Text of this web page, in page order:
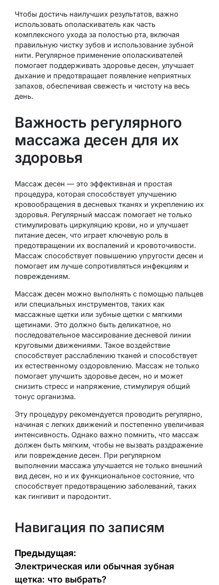
Чтобы достичь наилучших результатов, важно
использовать ополаскиватель как часть
комплексного ухода за полостью рта, включая
правильную чистку зубов и использование зубной
нити. Регулярное применение ополаскивателей
помогает поддерживать здоровье десен, улучшает
дыхание и предотвращает появление неприятных
запахов, обеспечивая свежесть и чистоту на весь
день.
Важность регулярного
массажа десен для их
здоровья
Массаж десен — это эффективная и простая
процедура, которая способствует улучшению
кровообращения в десневых тканях и укреплению их
здоровья. Регулярный массаж помогает не только
стимулировать циркуляцию крови, но и улучшает
питание десен, что играет ключевую роль в
предотвращении их воспалений и кровоточивости.
Массаж способствует повышению упругости десен и
помогает им лучше сопротивляться инфекциям и
повреждениям.
Массаж десен можно выполнять с помощью пальцев
или специальных инструментов, таких как
массажные щетки или зубные щетки с мягкими
щетинами. Это должно быть деликатное, но
последовательное массирование десневой линии
круговыми движениями. Такое воздействие
способствует расслаблению тканей и способствует
их естественному оздоровлению. Массаж не только
помогает улучшить здоровье десен, но и может
снизить стресс и напряжение, стимулируя общий
тонус организма.
Эту процедуру рекомендуется проводить регулярно,
начиная с легких движений и постепенно увеличивая
интенсивность. Однако важно помнить, что массаж
должен быть мягким, чтобы не вызвать раздражение
или повреждение десен. При регулярном
выполнении массажа улучшается не только внешний
вид десен, но и их функциональное состояние, что
способствует предотвращению заболеваний, таких
как гингивит и пародонтит.
Навигация по записям
Предыдущая:
Электрическая или обычная зубная
щетка: что выбрать?